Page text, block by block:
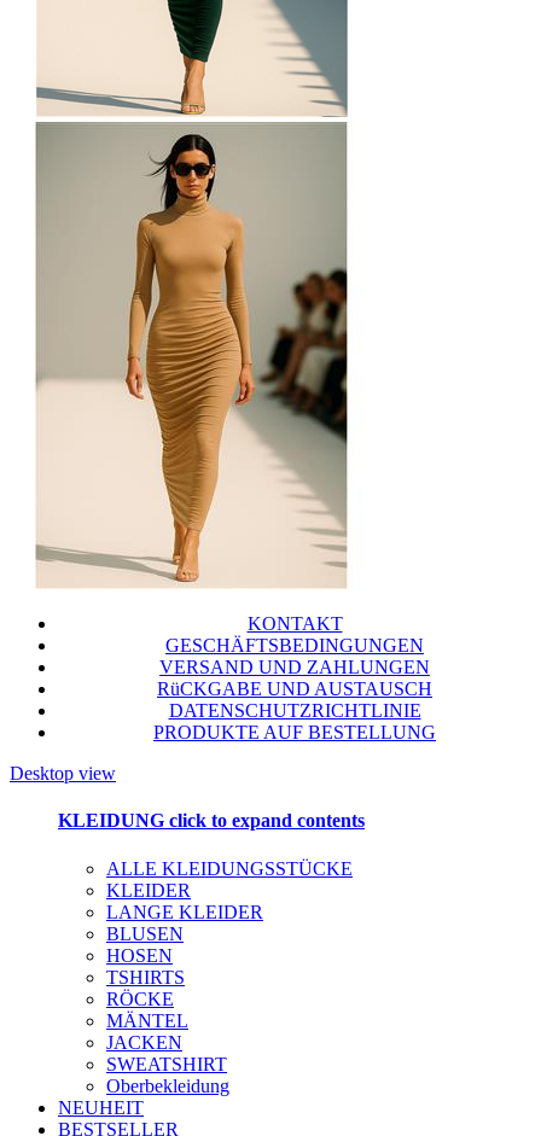
KONTAKT
GESCHÄFTSBEDINGUNGEN
VERSAND UND ZAHLUNGEN
RüCKGABE UND AUSTAUSCH
DATENSCHUTZRICHTLINIE
PRODUKTE AUF BESTELLUNG
Desktop view
KLEIDUNG click to expand contents
ALLE KLEIDUNGSSTÜCKE
KLEIDER
LANGE KLEIDER
BLUSEN
HOSEN
TSHIRTS
RÖCKE
MÄNTEL
JACKEN
SWEATSHIRT
Oberbekleidung
NEUHEIT
BESTSELLER